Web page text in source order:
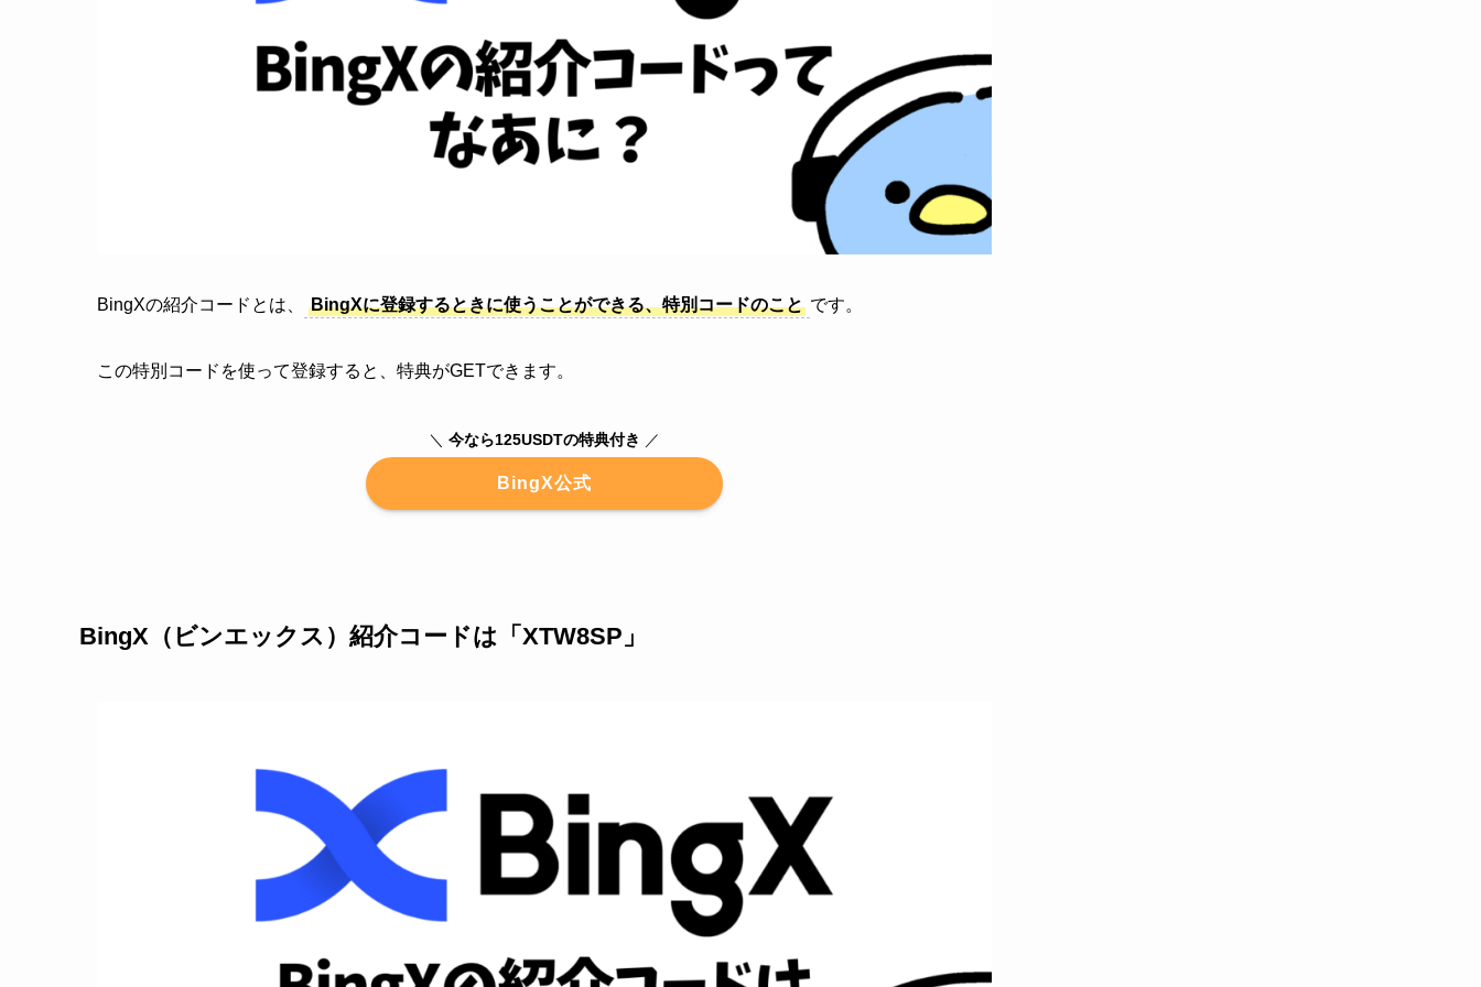
BingXの紹介コードとは、 BingXに登録するときに使うことができる、特別コードのこと です。
この特別コードを使って登録すると、特典がGETできます。
＼ 今なら125USDTの特典付き ／
BingX公式
BingX（ビンエックス）紹介コードは「XTW8SP」